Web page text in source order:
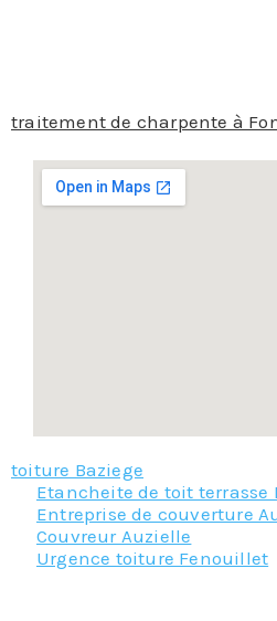
traitement de charpente à
toiture Baziege
Etancheite de toit terrasse
Entreprise de couverture
Couvreur Auzielle
Urgence toiture Fenouillet